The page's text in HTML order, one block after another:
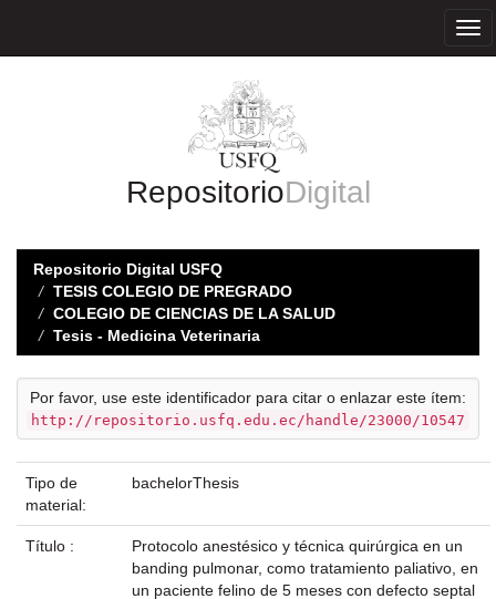
RepositorioDigital
Repositorio Digital USFQ
TESIS COLEGIO DE PREGRADO
COLEGIO DE CIENCIAS DE LA SALUD
Tesis - Medicina Veterinaria
Por favor, use este identificador para citar o enlazar este ítem:
http://repositorio.usfq.edu.ec/handle/23000/10547
Tipo de
material:
bachelorThesis
Título :
Protocolo anestésico y técnica quirúrgica en un
banding pulmonar, como tratamiento paliativo, en
un paciente felino de 5 meses con defecto septal